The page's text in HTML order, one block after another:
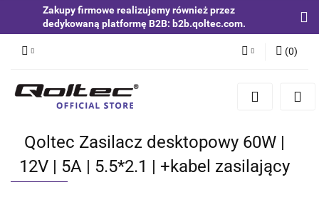
Zakupy firmowe realizujemy również przez
dedykowaną platformę B2B: b2b.qoltec.com.
Zaloguj się
Zgody cookies
(0)
Qoltec Zasilacz desktopowy 60W |
12V | 5A | 5.5*2.1 | +kabel zasilający